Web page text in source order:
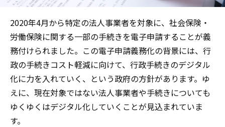
2020年4月から特定の法人事業者を対象に、社会保険・
労働保険に関する一部の手続きを電子申請することが義
務付けられました。この電子申請義務化の背景には、行
政の手続きコスト軽減に向けて、行政手続きのデジタル
化に力を入れていく、という政府の方針があります。ゆ
えに、現在対象ではない法人事業者や手続きについても
ゆくゆくはデジタル化していくことが見込まれていま
す。